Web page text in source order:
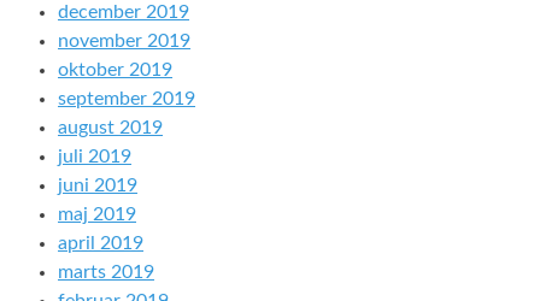
december 2019
november 2019
oktober 2019
september 2019
august 2019
juli 2019
juni 2019
maj 2019
april 2019
marts 2019